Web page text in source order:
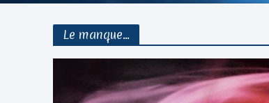
Le manque...